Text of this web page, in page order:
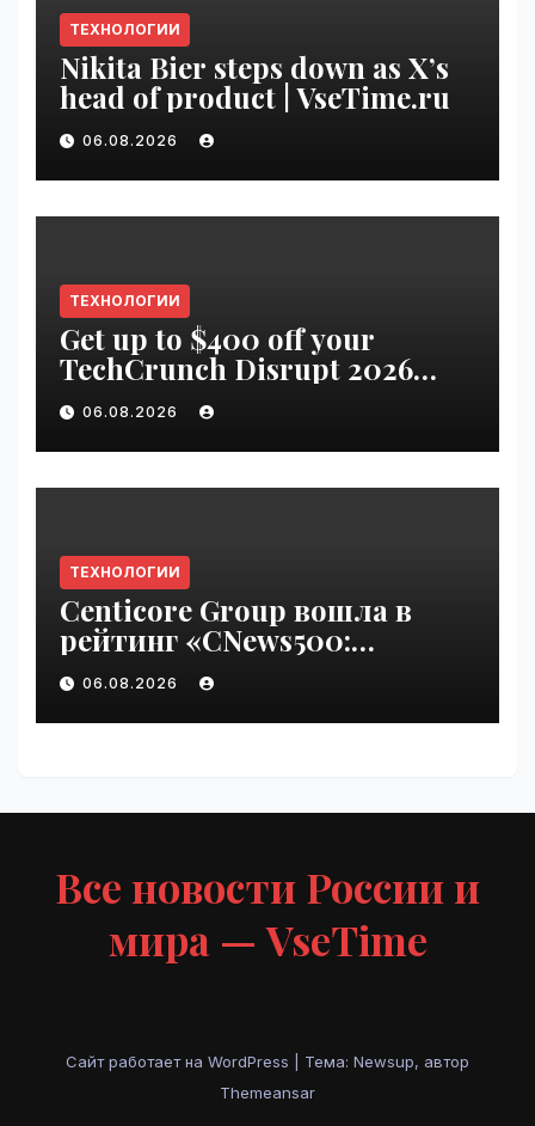
ТЕХНОЛОГИИ
Nikita Bier steps down as X’s
head of product | VseTime.ru
06.08.2026
ТЕХНОЛОГИИ
Get up to $400 off your
TechCrunch Disrupt 2026
pass until Friday | VseTime.ru
06.08.2026
ТЕХНОЛОГИИ
Centicore Group вошла в
рейтинг «CNews500:
Крупнейшие ИТ-компании
России» | VseTime.ru
06.08.2026
Все новости России и
мира — VseTime
Сайт работает на WordPress
Тема: Newsup, автор
Themeansar